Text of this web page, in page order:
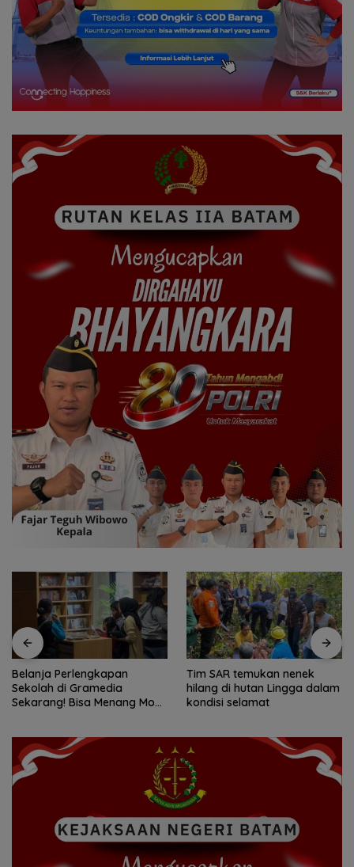
Tim SAR temukan nenek
hilang di hutan Lingga dalam
kondisi selamat
Tim SAR gabungan cari
nenek 68 tahun hilang di
Lingga Kepri